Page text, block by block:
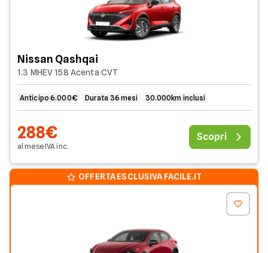
Nissan Qashqai
1.3 MHEV 158 Acenta CVT
Anticipo 6.000€ Durata 36 mesi 30.000km inclusi
288€
al meseIVAinc.
Scopri
OFFERTA ESCLUSIVA FACILE.IT